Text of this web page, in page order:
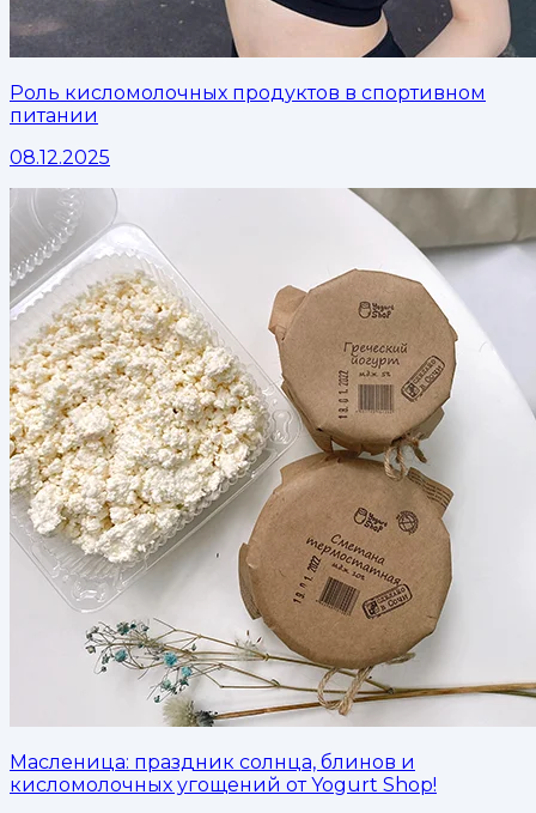
Роль кисломолочных продуктов в спортивном
питании
08.12.2025
Масленица: праздник солнца, блинов и
кисломолочных угощений от Yogurt Shop!